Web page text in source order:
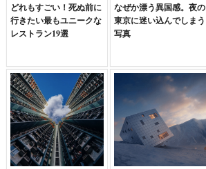
どれもすごい！死ぬ前に
行きたい最もユニークな
レストラン19選
なぜか漂う異国感。夜の
東京に迷い込んでしまう
写真